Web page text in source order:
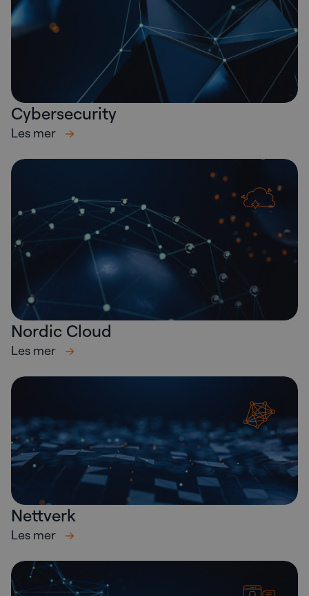
Cybersecurity
Les mer
Nordic Cloud
Les mer
Nettverk
Les mer